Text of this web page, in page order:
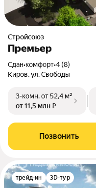
Стройсоюз
Премьер
Сдан•комфорт•4 (8)
Киров, ул. Свободы
3-комн.от 52,4 м²
от 11,5 млн ₽
Позвонить
трейд-ин 3D-тур